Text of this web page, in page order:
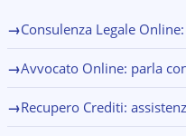
→Consulenza Legale
→Avvocato Online: parla
→Recupero Crediti: